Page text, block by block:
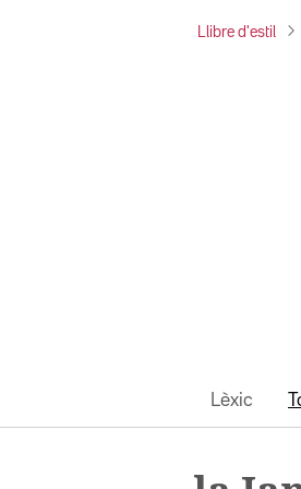
Llibre d'estil
Lèxic